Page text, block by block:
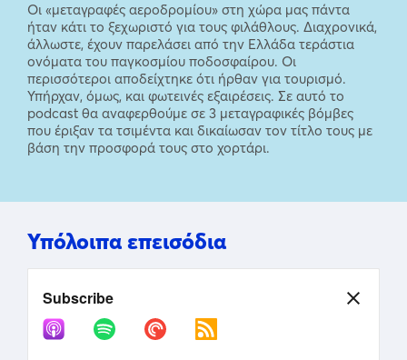
Οι «μεταγραφές αεροδρομίου» στη χώρα μας πάντα
ήταν κάτι το ξεχωριστό για τους φιλάθλους. Διαχρονικά,
άλλωστε, έχουν παρελάσει από την Ελλάδα τεράστια
ονόματα του παγκοσμίου ποδοσφαίρου. Οι
περισσότεροι αποδείχτηκε ότι ήρθαν για τουρισμό.
Υπήρχαν, όμως, και φωτεινές εξαιρέσεις. Σε αυτό το
podcast θα αναφερθούμε σε 3 μεταγραφικές βόμβες
που έριξαν τα τσιμέντα και δικαίωσαν τον τίτλο τους με
βάση την προσφορά τους στο χορτάρι.
Υπόλοιπα επεισόδια